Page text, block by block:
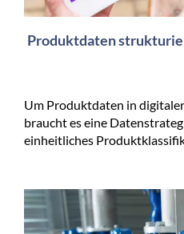
Produktdaten
Um Produktdaten in
braucht es eine
einheitliches